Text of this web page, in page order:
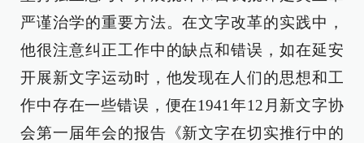
严谨治学的重要方法。在文字改革的实践中，
他很注意纠正工作中的缺点和错误，如在延安
开展新文字运动时，他发现在人们的思想和工
作中存在一些错误，便在1941年12月新文字协
会第一届年会的报告《新文字在切实推行中的